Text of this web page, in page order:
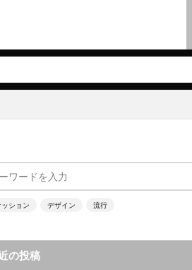
ッション デザイン 流行
の投稿